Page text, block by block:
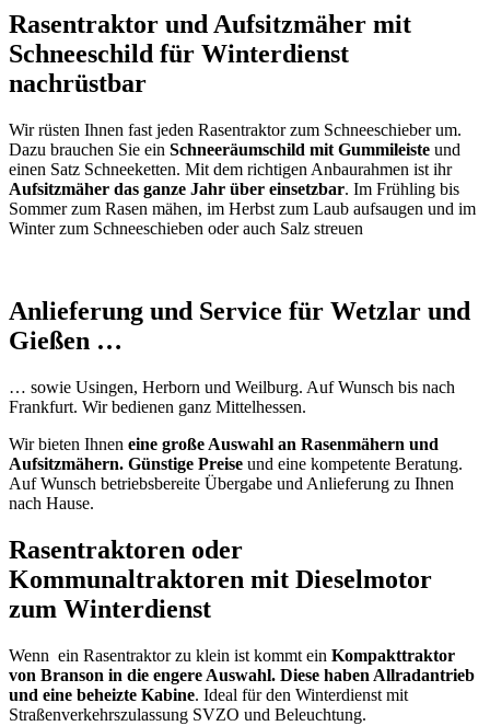
Rasentraktor und Aufsitzmäher mit
Schneeschild für Winterdienst
nachrüstbar
Wir rüsten Ihnen fast jeden Rasentraktor zum Schneeschieber um.
Dazu brauchen Sie ein Schneeräumschild mit Gummileiste und
einen Satz Schneeketten. Mit dem richtigen Anbaurahmen ist ihr
Aufsitzmäher das ganze Jahr über einsetzbar. Im Frühling bis
Sommer zum Rasen mähen, im Herbst zum Laub aufsaugen und im
Winter zum Schneeschieben oder auch Salz streuen
Anlieferung und Service für Wetzlar und
Gießen …
… sowie Usingen, Herborn und Weilburg. Auf Wunsch bis nach
Frankfurt. Wir bedienen ganz Mittelhessen.
Wir bieten Ihnen eine große Auswahl an Rasenmähern und
Aufsitzmähern. Günstige Preise und eine kompetente Beratung.
Auf Wunsch betriebsbereite Übergabe und Anlieferung zu Ihnen
nach Hause.
Rasentraktoren oder
Kommunaltraktoren mit Dieselmotor
zum Winterdienst
Wenn ein Rasentraktor zu klein ist kommt ein Kompakttraktor
von Branson in die engere Auswahl. Diese haben Allradantrieb
und eine beheizte Kabine. Ideal für den Winterdienst mit
Straßenverkehrszulassung SVZO und Beleuchtung.